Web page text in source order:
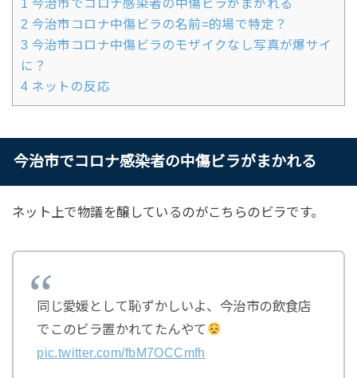
1 今治市でコロナ感染者の中傷ビラがまかれる
2 今治市コロナ中傷ビラの名前=的場で特定？
3 今治市コロナ中傷ビラのモザイクなし写真が爆サイ
に？
4 ネットの反応
今治市でコロナ感染者の中傷ビラがまかれる
ネット上で物議を醸しているのがこちらのビラです。
同じ愛媛として恥ずかしいよ、今治市の飲食店
でこのビラ置かれてたんやて
pic.twitter.com/fbM7OCCmfh